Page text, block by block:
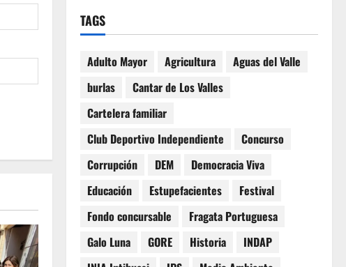
TAGS
Adulto Mayor Agricultura
Aguas del Valle
burlas
Cantar de Los Valles
Cartelera familiar
Club Deportivo Independiente
Concurso
Corrupción
DEM
Democracia Viva
Educación
Estupefacientes
Festival
Fondo concursable
Fragata Portuguesa
Galo Luna
GORE Historia
INDAP